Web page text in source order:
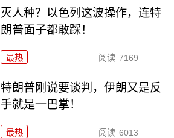
灭人种？以色列这波操作，连特
朗普面子都敢踩！
最热 阅读 7169
特朗普刚说要谈判，伊朗又是反
手就是一巴掌！
最热 阅读 6013